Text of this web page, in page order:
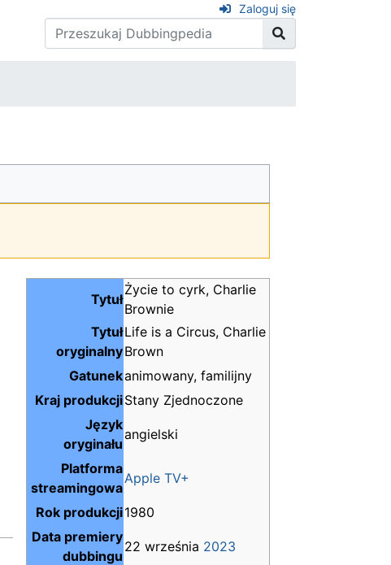
Zaloguj się
Tytuł
Życie to cyrk, Charlie
Brownie
Tytuł
oryginalny
Life is a Circus, Charlie
Brown
Gatunekanimowany, familijny
Kraj produkcjiStany Zjednoczone
Język
oryginału
angielski
Platforma
streamingowa
Apple TV+
Rok produkcji1980
Data premiery
dubbingu
22 września 2023